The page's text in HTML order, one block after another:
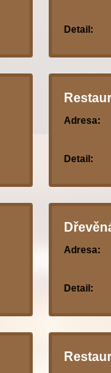
Detail:
Adresa:
Detail:
Adresa:
Detail: